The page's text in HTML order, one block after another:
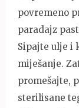
povremeno
paradajz
Sipajte ulje i
miješanje.
promešajte,
sterilisane